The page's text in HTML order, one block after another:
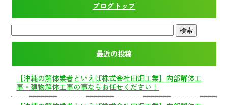
ブログトップ
最近の投稿
【沖縄の解体業者といえば株式会社田畑工業】内部解体工
事・建物解体工事の事ならお任せください！